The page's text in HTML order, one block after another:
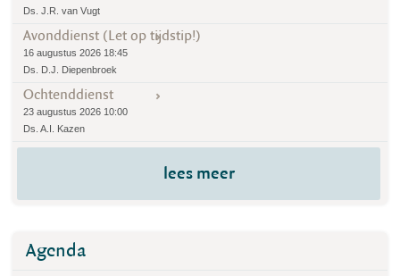
Ds. J.R. van Vugt
Avonddienst (Let op tijdstip!)
16 augustus 2026 18:45
Ds. D.J. Diepenbroek
Ochtenddienst
23 augustus 2026 10:00
Ds. A.I. Kazen
lees meer
Agenda